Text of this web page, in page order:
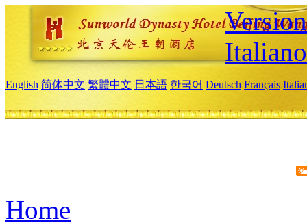
Italiano
English 简体中文 繁體中文 日本語 한국어 Deutsch Français
Home